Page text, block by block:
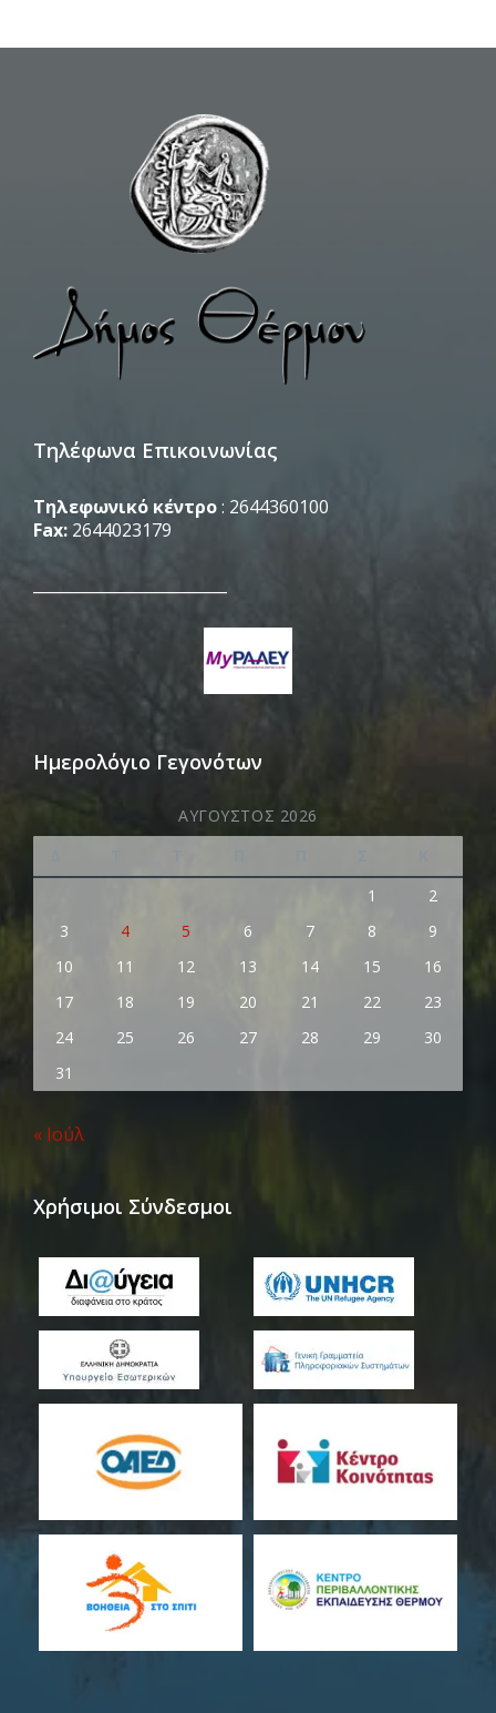
Τηλέφωνα Επικοινωνίας
Τηλεφωνικό κέντρο: 2644360100
Fax: 2644023179
Ημερολόγιο Γεγονότων
ΑΎΓΟΥΣΤΟΣ 2026
1
2
3
4 5 6 7 8
9
10
11 12 13 14 15
16
17
18 19 20 21 22
23
24
25 26 27 28 29
30
31
« Ιούλ
Χρήσιμοι Σύνδεσμοι